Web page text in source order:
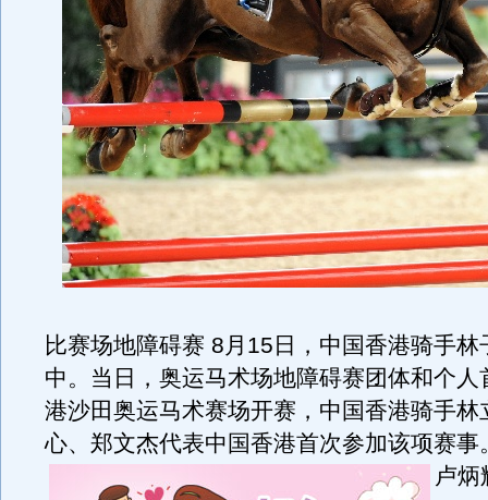
比赛场地障碍赛 8月15日，中国香港骑手林
中。当日，奥运马术场地障碍赛团体和个人
港沙田奥运马术赛场开赛，中国香港骑手林
心、郑文杰代表中国香港首次参加该项赛事
卢炳